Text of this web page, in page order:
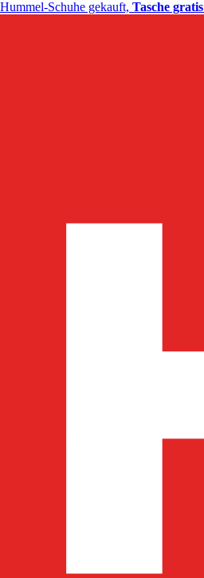
Hummel-Schuhe gekauft, Tasche gratis